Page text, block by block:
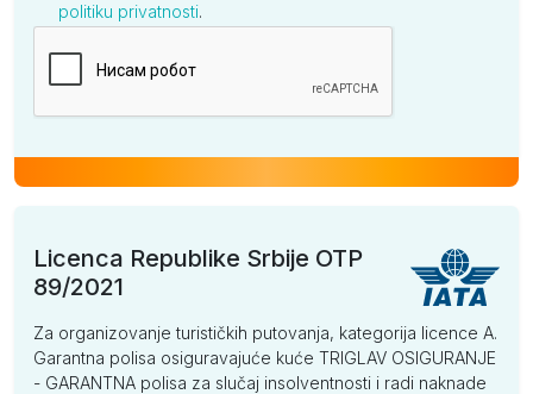
politiku privatnosti.
Licenca Republike Srbije OTP
89/2021
Za organizovanje turističkih putovanja, kategorija licence A.
Garantna polisa osiguravajuće kuće TRIGLAV OSIGURANJE
- GARANTNA polisa za slučaj insolventnosti i radi naknade